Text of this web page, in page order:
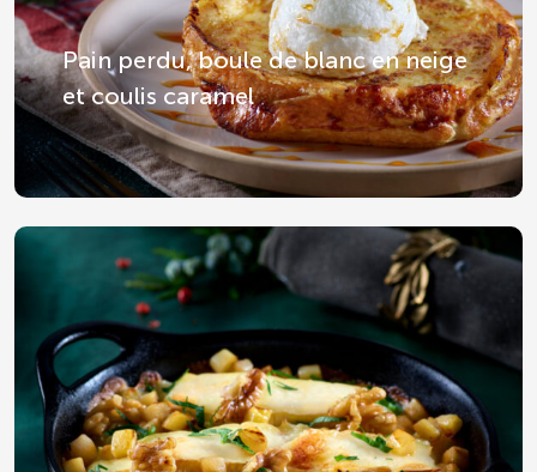
Pain perdu, boule de blanc en neige
et coulis caramel